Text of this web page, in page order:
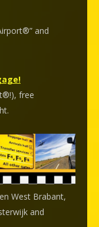
and
free
West Brabant,
and